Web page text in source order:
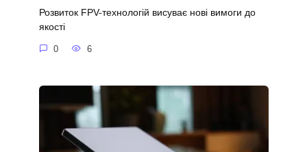
Розвиток FPV-технологій висуває нові вимоги до
якості
0 6